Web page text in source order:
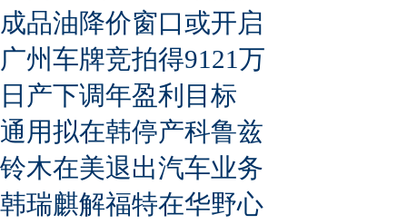
成品油降价窗口或开启
广州车牌竞拍得9121万
日产下调年盈利目标
通用拟在韩停产科鲁兹
铃木在美退出汽车业务
韩瑞麒解福特在华野心